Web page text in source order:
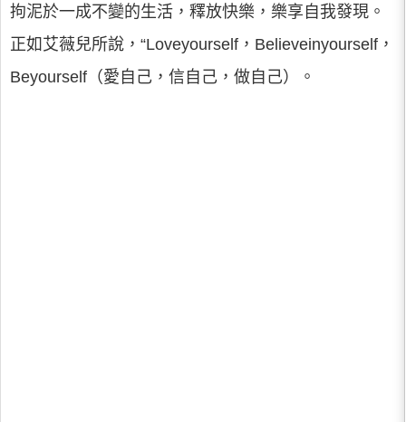
拘泥於一成不變的生活，釋放快樂，樂享自我發現。
正如艾薇兒所說，“Loveyourself，Believeinyourself，
Beyourself（愛自己，信自己，做自己）。